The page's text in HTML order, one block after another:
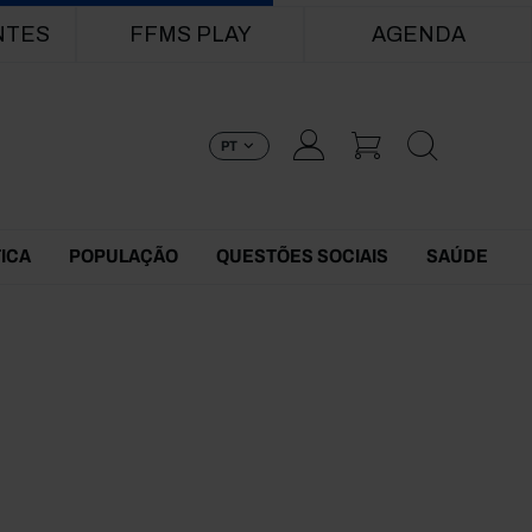
FFMS PLAY AGENDA
PT
POPULAÇÃO QUESTÕES SOCIAIS SAÚDE